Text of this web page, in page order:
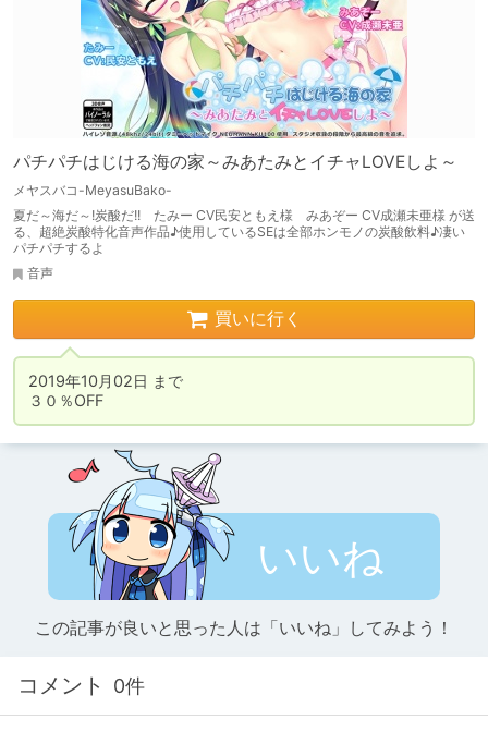
パチパチはじける海の家～みあたみとイチャLOVEしよ～
メヤスバコ-MeyasuBako-
夏だ～海だ～!炭酸だ!! たみー CV民安ともえ様 みあぞー CV成瀬未亜様 が送
る、超絶炭酸特化音声作品♪使用しているSEは全部ホンモノの炭酸飲料♪凄い
パチパチするよ
音声
買いに行く
2019年10月02日 まで
３０％OFF
いいね
この記事が良いと思った人は「いいね」してみよう！
コメント 0件